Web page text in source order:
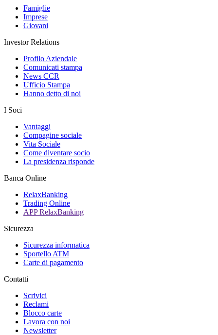
Famiglie
Imprese
Giovani
Investor Relations
Profilo Aziendale
Comunicati stampa
News CCR
Ufficio Stampa
Hanno detto di noi
I Soci
Vantaggi
Compagine sociale
Vita Sociale
Come diventare socio
La presidenza risponde
Banca Online
RelaxBanking
Trading Online
APP RelaxBanking
Sicurezza
Sicurezza informatica
Sportello ATM
Carte di pagamento
Contatti
Scrivici
Reclami
Blocco carte
Lavora con noi
Newsletter